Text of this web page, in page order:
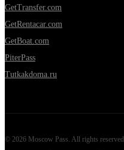
GetTransfer.com
GetRentacar.com
GetBoat.com
PiterPass
Tutkakdoma.ru
© 2026 Moscow Pass . All rights reserved.